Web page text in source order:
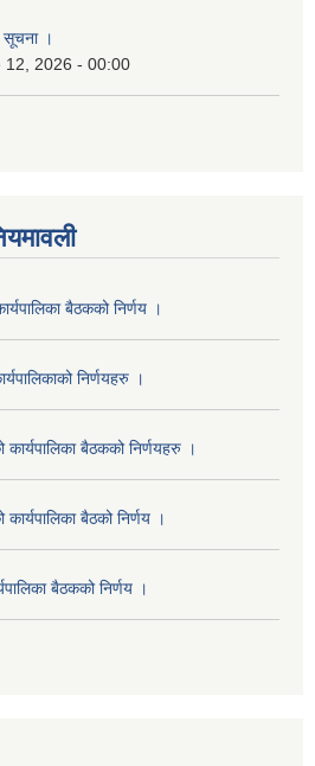
सूचना ।
12, 2026 - 00:00
बैठकको निर्णय ।
निर्णयहरु ।
बैठकको निर्णयहरु ।
बैठको निर्णय ।
बैठकको निर्णय ।